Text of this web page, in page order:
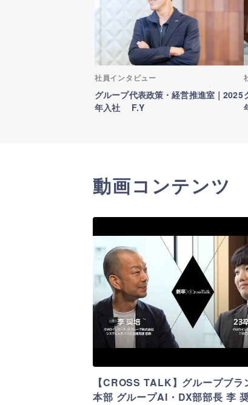
社員インタビュー
グループ代表政策・経営推進室｜2025
年入社 F.Y
動画コンテンツ
【CROSS TALK】グループブラ
本部 グループAI・DX部部長 李
フォロー